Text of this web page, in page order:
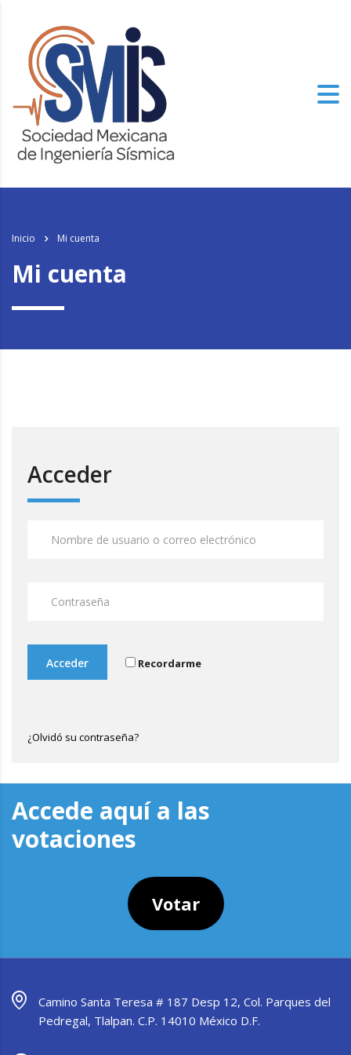
Inicio Mi cuenta
Mi cuenta
Acceder
Acceder Recordarme
¿Olvidó su contraseña?
Accede aquí a las
votaciones
Votar
Camino Santa Teresa # 187 Desp 12, Col. Parques del
Pedregal, Tlalpan. C.P. 14010 México D.F.